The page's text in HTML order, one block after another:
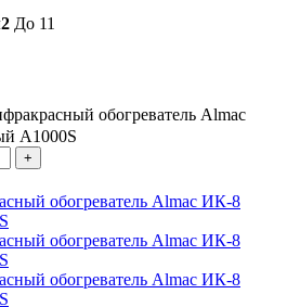
До 11
обогреватель Almac
A1000S